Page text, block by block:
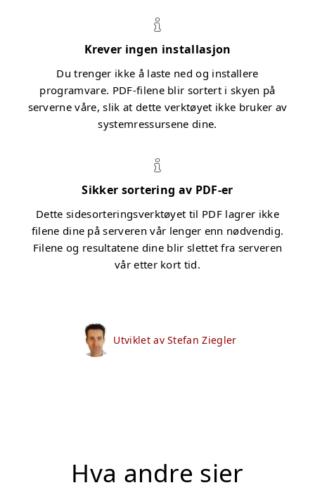
Krever ingen installasjon
Du trenger ikke å laste ned og installere
programvare. PDF-filene blir sortert i skyen på
serverne våre, slik at dette verktøyet ikke bruker av
systemressursene dine.
Sikker sortering av PDF-er
Dette sidesorteringsverktøyet til PDF lagrer ikke
filene dine på serveren vår lenger enn nødvendig.
Filene og resultatene dine blir slettet fra serveren
vår etter kort tid.
Utviklet av Stefan Ziegler
Hva andre sier